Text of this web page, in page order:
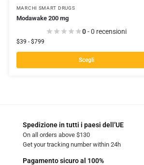
MARCHI SMART DRUGS
Modawake 200 mg
0- 0 recensioni
$39 - $799
Scegli
Spedizione in tutti i paesi dell’UE
On all orders above $130
Get your tracking number within 24h
Pagamento sicuro al 100%